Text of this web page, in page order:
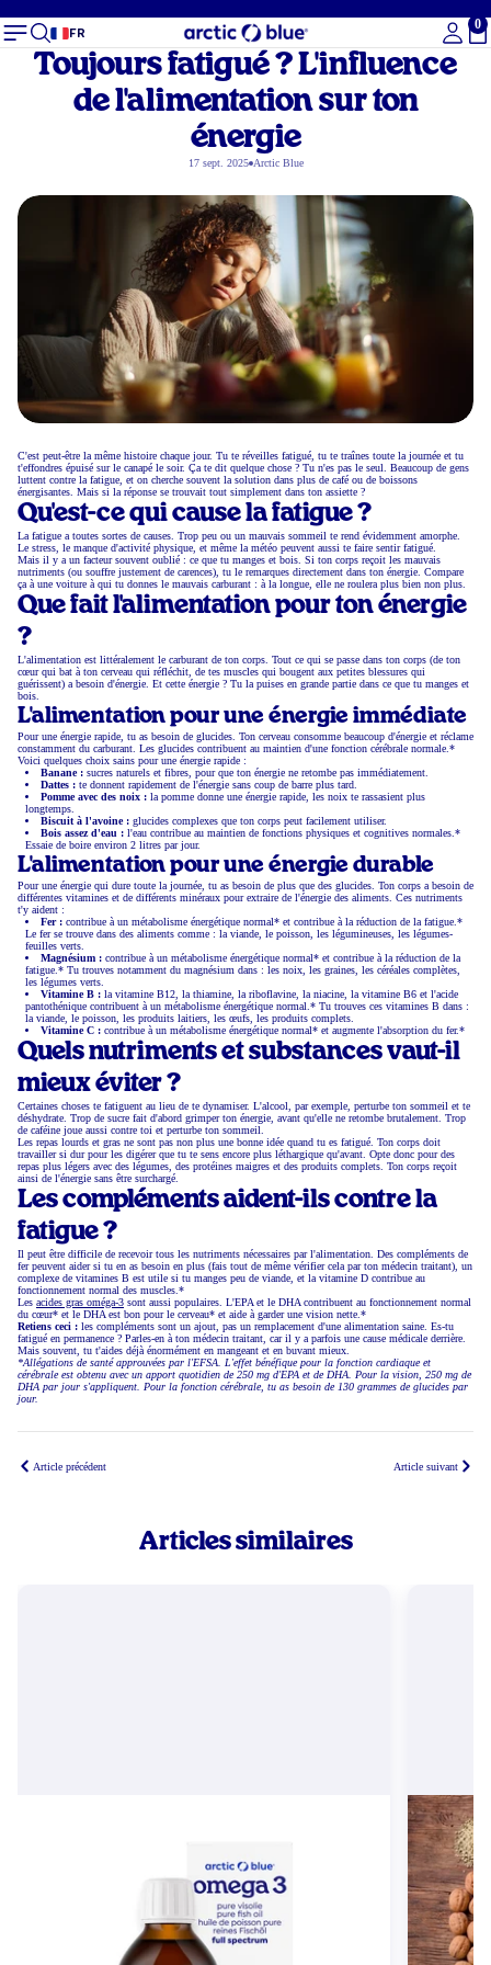
FR
0
Toujours fatigué ? L'influence
de l'alimentation sur ton
énergie
17 sept. 2025 Arctic Blue
C'est peut-être la même histoire chaque jour. Tu te réveilles fatigué, tu te traînes toute la journée et tu
t'effondres épuisé sur le canapé le soir. Ça te dit quelque chose ? Tu n'es pas le seul. Beaucoup de gens
luttent contre la fatigue, et on cherche souvent la solution dans plus de café ou de boissons
énergisantes. Mais si la réponse se trouvait tout simplement dans ton assiette ?
Qu'est-ce qui cause la fatigue ?
La fatigue a toutes sortes de causes. Trop peu ou un mauvais sommeil te rend évidemment amorphe.
Le stress, le manque d'activité physique, et même la météo peuvent aussi te faire sentir fatigué.
Mais il y a un facteur souvent oublié : ce que tu manges et bois. Si ton corps reçoit les mauvais
nutriments (ou souffre justement de carences), tu le remarques directement dans ton énergie. Compare
ça à une voiture à qui tu donnes le mauvais carburant : à la longue, elle ne roulera plus bien non plus.
Que fait l'alimentation pour ton énergie
?
L'alimentation est littéralement le carburant de ton corps. Tout ce qui se passe dans ton corps (de ton
cœur qui bat à ton cerveau qui réfléchit, de tes muscles qui bougent aux petites blessures qui
guérissent) a besoin d'énergie. Et cette énergie ? Tu la puises en grande partie dans ce que tu manges et
bois.
L'alimentation pour une énergie immédiate
Pour une énergie rapide, tu as besoin de glucides. Ton cerveau consomme beaucoup d'énergie et réclame
constamment du carburant. Les glucides contribuent au maintien d'une fonction cérébrale normale.*
Voici quelques choix sains pour une énergie rapide :
Banane : sucres naturels et fibres, pour que ton énergie ne retombe pas immédiatement.
Dattes : te donnent rapidement de l'énergie sans coup de barre plus tard.
Pomme avec des noix : la pomme donne une énergie rapide, les noix te rassasient plus
longtemps.
Biscuit à l'avoine : glucides complexes que ton corps peut facilement utiliser.
Bois assez d'eau : l'eau contribue au maintien de fonctions physiques et cognitives normales.*
Essaie de boire environ 2 litres par jour.
L'alimentation pour une énergie durable
Pour une énergie qui dure toute la journée, tu as besoin de plus que des glucides. Ton corps a besoin de
différentes vitamines et de différents minéraux pour extraire de l'énergie des aliments. Ces nutriments
t'y aident :
Fer : contribue à un métabolisme énergétique normal* et contribue à la réduction de la fatigue.*
Le fer se trouve dans des aliments comme : la viande, le poisson, les légumineuses, les légumes-
feuilles verts.
Magnésium : contribue à un métabolisme énergétique normal* et contribue à la réduction de la
fatigue.* Tu trouves notamment du magnésium dans : les noix, les graines, les céréales complètes,
les légumes verts.
Vitamine B : la vitamine B12, la thiamine, la riboflavine, la niacine, la vitamine B6 et l'acide
pantothénique contribuent à un métabolisme énergétique normal.* Tu trouves ces vitamines B dans :
la viande, le poisson, les produits laitiers, les œufs, les produits complets.
Vitamine C : contribue à un métabolisme énergétique normal* et augmente l'absorption du fer.*
Quels nutriments et substances vaut-il
mieux éviter ?
Certaines choses te fatiguent au lieu de te dynamiser. L'alcool, par exemple, perturbe ton sommeil et te
déshydrate. Trop de sucre fait d'abord grimper ton énergie, avant qu'elle ne retombe brutalement. Trop
de caféine joue aussi contre toi et perturbe ton sommeil.
Les repas lourds et gras ne sont pas non plus une bonne idée quand tu es fatigué. Ton corps doit
travailler si dur pour les digérer que tu te sens encore plus léthargique qu'avant. Opte donc pour des
repas plus légers avec des légumes, des protéines maigres et des produits complets. Ton corps reçoit
ainsi de l'énergie sans être surchargé.
Les compléments aident-ils contre la
fatigue ?
Il peut être difficile de recevoir tous les nutriments nécessaires par l'alimentation. Des compléments de
fer peuvent aider si tu en as besoin en plus (fais tout de même vérifier cela par ton médecin traitant), un
complexe de vitamines B est utile si tu manges peu de viande, et la vitamine D contribue au
fonctionnement normal des muscles.*
Les acides gras oméga-3 sont aussi populaires. L'EPA et le DHA contribuent au fonctionnement normal
du cœur* et le DHA est bon pour le cerveau* et aide à garder une vision nette.*
Retiens ceci : les compléments sont un ajout, pas un remplacement d'une alimentation saine. Es-tu
fatigué en permanence ? Parles-en à ton médecin traitant, car il y a parfois une cause médicale derrière.
Mais souvent, tu t'aides déjà énormément en mangeant et en buvant mieux.
*Allégations de santé approuvées par l'EFSA. L'effet bénéfique pour la fonction cardiaque et
cérébrale est obtenu avec un apport quotidien de 250 mg d'EPA et de DHA. Pour la vision, 250 mg de
DHA par jour s'appliquent. Pour la fonction cérébrale, tu as besoin de 130 grammes de glucides par
jour.
Article précédent Article suivant
Articles similaires